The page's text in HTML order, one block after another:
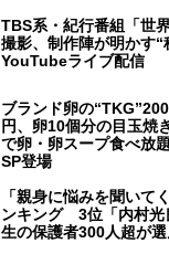
TBS系・紀行番組「世
撮影、制作陣が明かす
YouTubeライブ配信
ブランド卵の
円、卵10個分の目玉焼
で卵・卵スープ食べ放
SP登場
「親身に悩みを聞いて
ンキング 3位「内村
生の保護者300人超が